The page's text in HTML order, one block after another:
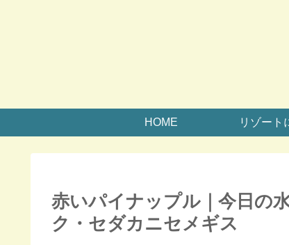
HOME リゾート
赤いパイナップル｜今日の
ク・セダカニセメギス